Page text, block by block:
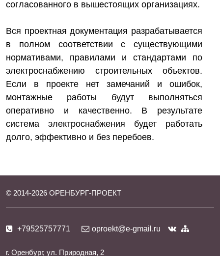
согласованного в вышестоящих организациях.
Вся проектная документация разрабатывается
в полном соответствии с существующими
нормативами, правилами и стандартами по
электроснабжению строительных объектов.
Если в проекте нет замечаний и ошибок,
монтажные работы будут выполняться
оперативно и качественно. В результате
система электроснабжения будет работать
долго, эффективно и без перебоев.
© 2014-2026 ОРЕНБУРГ-ПРОЕКТ
+79525757771 oproekt@e-gmail.ru
г. Оренбург, ул. Природная, 2